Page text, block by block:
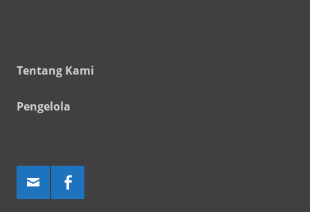
Tentang Kami
Pengelola